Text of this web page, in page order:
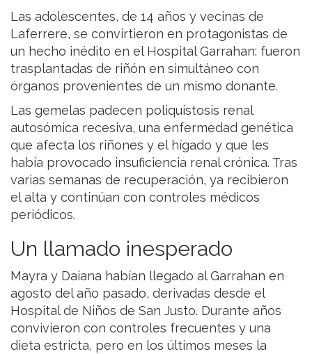
Las adolescentes, de 14 años y vecinas de
Laferrere, se convirtieron en protagonistas de
un hecho inédito en el Hospital Garrahan: fueron
trasplantadas de riñón en simultáneo con
órganos provenientes de un mismo donante.
Las gemelas padecen poliquistosis renal
autosómica recesiva, una enfermedad genética
que afecta los riñones y el hígado y que les
había provocado insuficiencia renal crónica. Tras
varias semanas de recuperación, ya recibieron
el alta y continúan con controles médicos
periódicos.
Un llamado inesperado
Mayra y Daiana habían llegado al Garrahan en
agosto del año pasado, derivadas desde el
Hospital de Niños de San Justo. Durante años
convivieron con controles frecuentes y una
dieta estricta, pero en los últimos meses la